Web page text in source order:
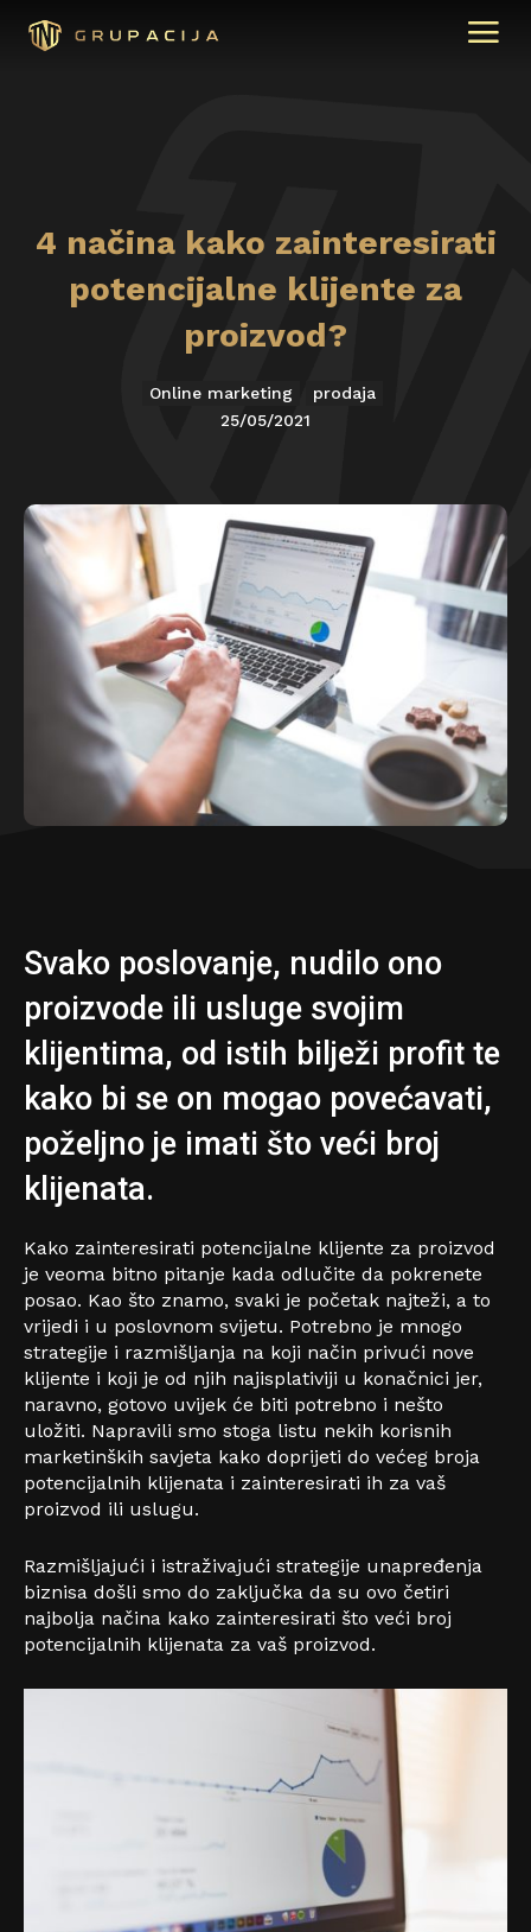
4 načina kako zainteresirati
potencijalne klijente za
proizvod?
Online marketing
prodaja
25/05/2021
Svako poslovanje, nudilo ono
proizvode ili usluge svojim
klijentima, od istih bilježi profit te
kako bi se on mogao povećavati,
poželjno je imati što veći broj
klijenata.
Kako zainteresirati potencijalne klijente za proizvod
je veoma bitno pitanje kada odlučite da pokrenete
posao. Kao što znamo, svaki je početak najteži, a to
vrijedi i u poslovnom svijetu. Potrebno je mnogo
strategije i razmišljanja na koji način privući nove
klijente i koji je od njih najisplativiji u konačnici jer,
naravno, gotovo uvijek će biti potrebno i nešto
uložiti. Napravili smo stoga listu nekih korisnih
marketinških savjeta kako doprijeti do većeg broja
potencijalnih klijenata i zainteresirati ih za vaš
proizvod ili uslugu.
Razmišljajući i istraživajući strategije unapređenja
biznisa došli smo do zaključka da su ovo četiri
najbolja načina kako zainteresirati što veći broj
potencijalnih klijenata za vaš proizvod.